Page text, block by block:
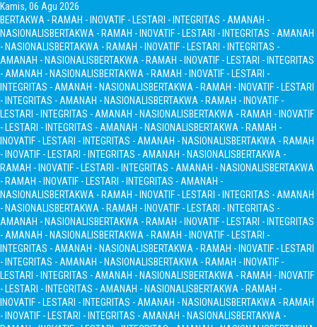
Kamis, 06 Agu 2026
BERTAKWA - RAMAH - INOVATIF - LESTARI - INTEGRITAS - AMANAH -
NASIONALISBERTAKWA - RAMAH - INOVATIF - LESTARI - INTEGRITAS - AMANAH
- NASIONALISBERTAKWA - RAMAH - INOVATIF - LESTARI - INTEGRITAS -
AMANAH - NASIONALISBERTAKWA - RAMAH - INOVATIF - LESTARI - INTEGRITAS
- AMANAH - NASIONALISBERTAKWA - RAMAH - INOVATIF - LESTARI -
INTEGRITAS - AMANAH - NASIONALISBERTAKWA - RAMAH - INOVATIF - LESTARI
- INTEGRITAS - AMANAH - NASIONALISBERTAKWA - RAMAH - INOVATIF -
LESTARI - INTEGRITAS - AMANAH - NASIONALISBERTAKWA - RAMAH - INOVATIF
- LESTARI - INTEGRITAS - AMANAH - NASIONALISBERTAKWA - RAMAH -
INOVATIF - LESTARI - INTEGRITAS - AMANAH - NASIONALISBERTAKWA - RAMAH
- INOVATIF - LESTARI - INTEGRITAS - AMANAH - NASIONALISBERTAKWA -
RAMAH - INOVATIF - LESTARI - INTEGRITAS - AMANAH - NASIONALISBERTAKWA
- RAMAH - INOVATIF - LESTARI - INTEGRITAS - AMANAH -
NASIONALISBERTAKWA - RAMAH - INOVATIF - LESTARI - INTEGRITAS - AMANAH
- NASIONALISBERTAKWA - RAMAH - INOVATIF - LESTARI - INTEGRITAS -
AMANAH - NASIONALISBERTAKWA - RAMAH - INOVATIF - LESTARI - INTEGRITAS
- AMANAH - NASIONALISBERTAKWA - RAMAH - INOVATIF - LESTARI -
INTEGRITAS - AMANAH - NASIONALISBERTAKWA - RAMAH - INOVATIF - LESTARI
- INTEGRITAS - AMANAH - NASIONALISBERTAKWA - RAMAH - INOVATIF -
LESTARI - INTEGRITAS - AMANAH - NASIONALISBERTAKWA - RAMAH - INOVATIF
- LESTARI - INTEGRITAS - AMANAH - NASIONALISBERTAKWA - RAMAH -
INOVATIF - LESTARI - INTEGRITAS - AMANAH - NASIONALISBERTAKWA - RAMAH
- INOVATIF - LESTARI - INTEGRITAS - AMANAH - NASIONALISBERTAKWA -